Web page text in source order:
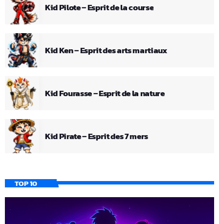
Kid Pilote – Esprit de la course
Kid Ken – Esprit des arts martiaux
Kid Fourasse – Esprit de la nature
Kid Pirate – Esprit des 7 mers
TOP 10